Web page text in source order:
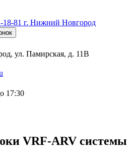
18-81 г. Нижний Новгород
ул. Памирская, д. 11В
17:30
VRF-ARV системы